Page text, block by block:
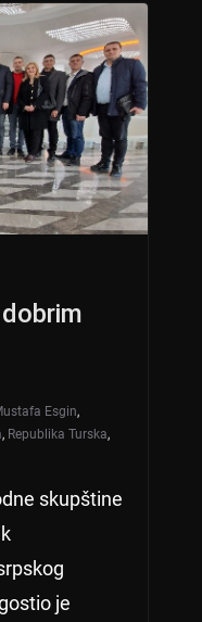
Esgin,
, Republika Turska,
skupštine
je